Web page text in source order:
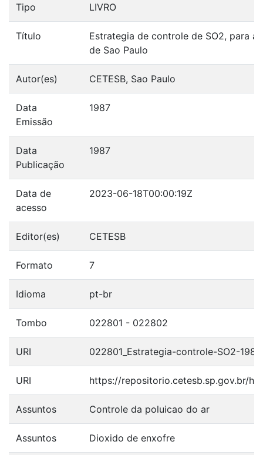
Tipo LIVRO
Título
Estrategia de controle de SO2, para a
de Sao Paulo
Autor(es) CETESB, Sao Paulo
Data
Emissão
1987
Data
Publicação
1987
Data de
acesso
2023-06-18T00:00:19Z
Editor(es) CETESB
Formato 7
Idioma pt-br
Tombo 022801 - 022802
URI 022801_Estrategia-controle-SO2-
URI https://repositorio.cetesb.sp.gov.br/
Assuntos Controle da poluicao do ar
Assuntos Dioxido de enxofre